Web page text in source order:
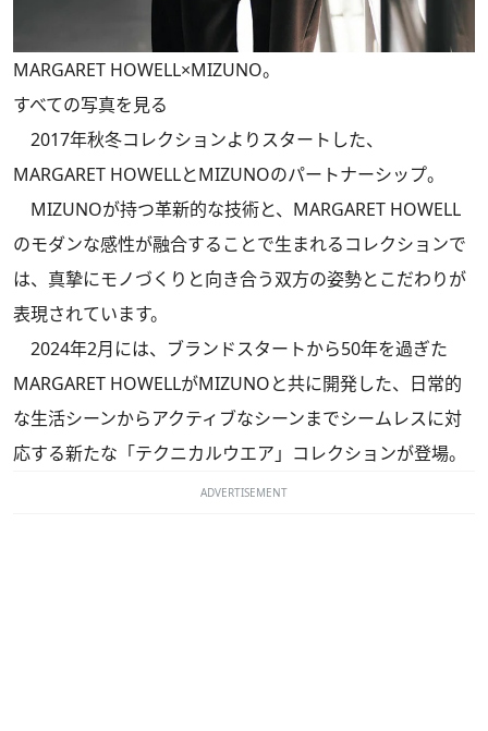
MARGARET HOWELL×MIZUNO。
すべての写真を見る
2017年秋冬コレクションよりスタートした、
MARGARET HOWELLとMIZUNOのパートナーシップ。
MIZUNOが持つ革新的な技術と、MARGARET HOWELL
のモダンな感性が融合することで生まれるコレクションで
は、真摯にモノづくりと向き合う双方の姿勢とこだわりが
表現されています。
2024年2月には、ブランドスタートから50年を過ぎた
MARGARET HOWELLがMIZUNOと共に開発した、日常的
な生活シーンからアクティブなシーンまでシームレスに対
応する新たな「テクニカルウエア」コレクションが登場。
ADVERTISEMENT